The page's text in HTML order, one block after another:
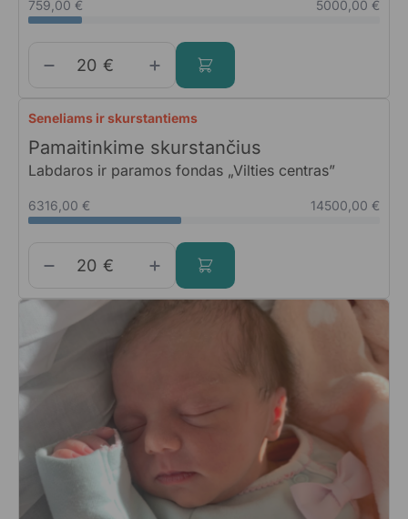
759,00 € 5000,00 €
€
Seneliams ir skurstantiems
Pamaitinkime skurstančius
Labdaros ir paramos fondas „Vilties centras”
6316,00 € 14500,00 €
€